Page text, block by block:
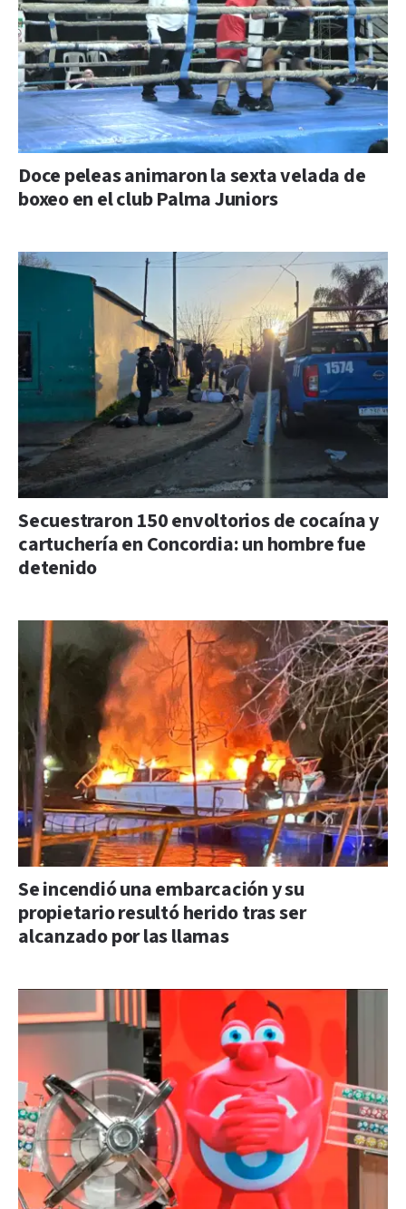
Doce peleas animaron la sexta velada de
boxeo en el club Palma Juniors
Secuestraron 150 envoltorios de cocaína y
cartuchería en Concordia: un hombre fue
detenido
Se incendió una embarcación y su
propietario resultó herido tras ser
alcanzado por las llamas